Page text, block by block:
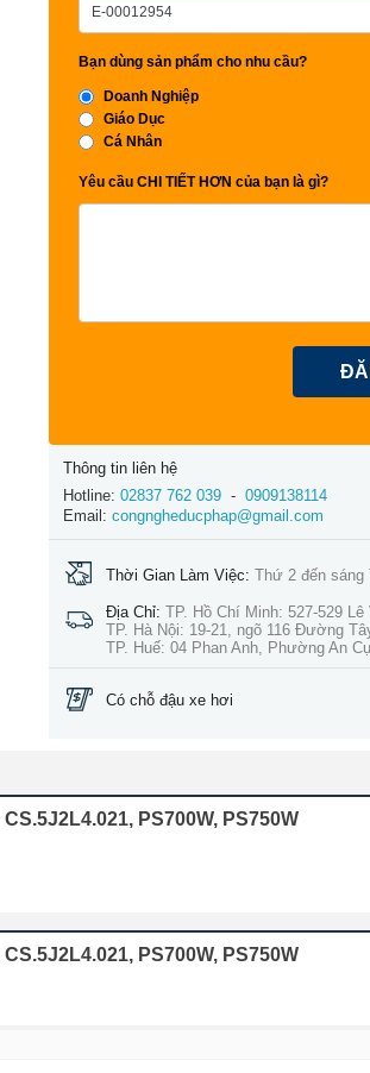
Bạn dùng sản phẩm cho nhu cầu?
Doanh Nghiệp
Giáo Dục
Cá Nhân
Yêu cầu CHI TIẾT HƠN của bạn là gì?
Thông tin liên hệ
Hotline: 02837 762 039 - 0909138114
Email: congngheducphap@gmail.com
Thời Gian Làm Việc: Thứ 2 đến sáng
Địa Chỉ: TP. Hồ Chí Minh: 527-529
TP. Hà Nội: 19-21, ngõ 116 Đường
TP. Huế: 04 Phan Anh, Phường An
Có chỗ đậu xe hơi
PS700W, PS750W
PS700W, PS750W